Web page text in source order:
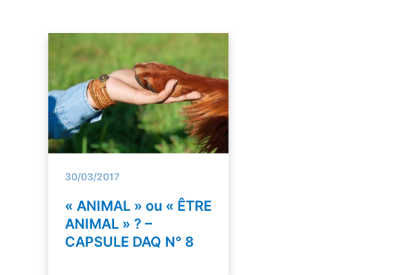
30/03/2017
« ANIMAL » ou « ÊTRE
ANIMAL » ? –
CAPSULE DAQ N° 8